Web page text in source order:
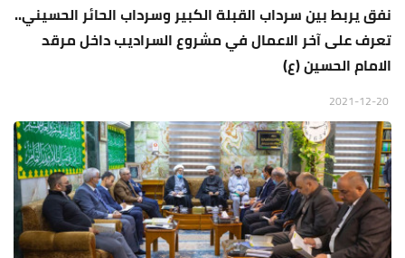
نفق يربط بين سرداب القبلة الكبير وسرداب الحائر الحسيني..
تعرف على آخر الاعمال في مشروع السراديب داخل مرقد
الامام الحسين (ع)